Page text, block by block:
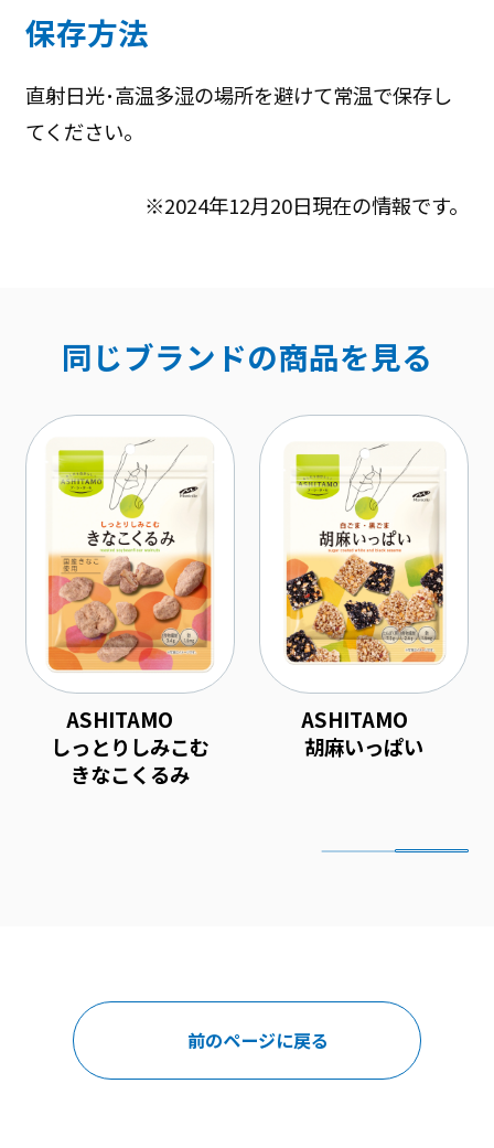
保存方法
直射日光･高温多湿の場所を避けて常温で保存し
てください｡
※2024年12月20日現在の情報です。
同じブランドの商品を見る
ASHITAMO
しっとりしみこむ
きなこくるみ
ASHITAMO
胡麻いっぱい
前のページに戻る